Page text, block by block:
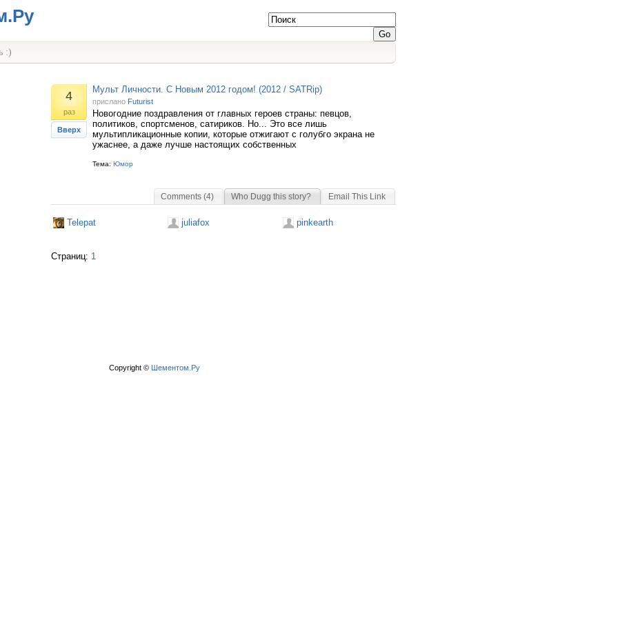
:)
4
раз
Вверх
Мульт Личности. С Новым 2012 годом! (2012 / SATRip)
прислано Futurist
Новогодние поздравления от главных героев страны: певцов,
политиков, спортсменов, сатириков. Но... Это все лишь
мультипликационные копии, которые отжигают с голубго экрана не
ужаснее, а даже лучше настоящих собственных
Тема: Юмор
Comments (4) Who Dugg this story? Email This Link
Telepat juliafox pinkearth
Страниц: 1
Copyright © Шементом.Ру